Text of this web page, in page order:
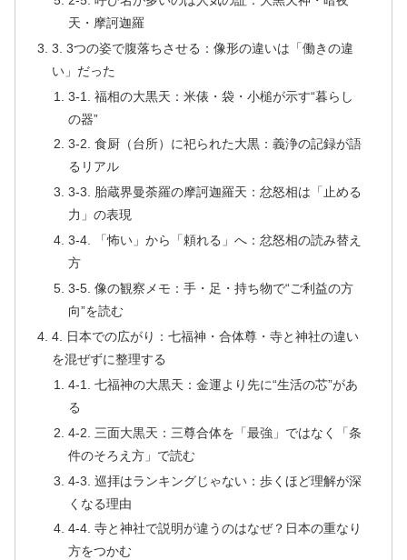
天・摩訶迦羅
3. 3つの姿で腹落ちさせる：像形の違いは「働きの違
い」だった
3-1. 福相の大黒天：米俵・袋・小槌が示す“暮らし
の器”
3-2. 食厨（台所）に祀られた大黒：義浄の記録が語
るリアル
3-3. 胎蔵界曼荼羅の摩訶迦羅天：忿怒相は「止める
力」の表現
3-4. 「怖い」から「頼れる」へ：忿怒相の読み替え
方
3-5. 像の観察メモ：手・足・持ち物で“ご利益の方
向”を読む
4. 日本での広がり：七福神・合体尊・寺と神社の違い
を混ぜずに整理する
4-1. 七福神の大黒天：金運より先に“生活の芯”があ
る
4-2. 三面大黒天：三尊合体を「最強」ではなく「条
件のそろえ方」で読む
4-3. 巡拝はランキングじゃない：歩くほど理解が深
くなる理由
4-4. 寺と神社で説明が違うのはなぜ？日本の重なり
方をつかむ